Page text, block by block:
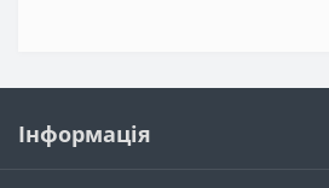
Інформація